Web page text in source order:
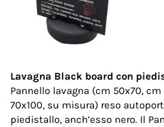
Lavagna Black board con
Pannello lavagna (cm 50x70, cm
70x100, su misura) reso
piedistallo, anch’esso nero. Il